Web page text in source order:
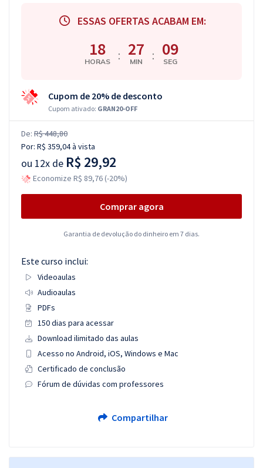
ESSAS OFERTAS ACABAM EM:
18
HORAS : 27
MIN : 09
SEG
Cupom de 20% de desconto
Cupom ativado: GRAN20-OFF
De: R$ 448,80
Por: R$ 359,04à vista
ou 12x de R$ 29,92
Economize R$ 89,76 (-20%)
Comprar agora
Garantia de devolução do dinheiro em 7 dias.
Este curso inclui:
Videoaulas
Audioaulas
PDFs
150 dias para acessar
Download ilimitado das aulas
Acesso no Android, iOS, Windows e Mac
Certificado de conclusão
Fórum de dúvidas com professores
Compartilhar